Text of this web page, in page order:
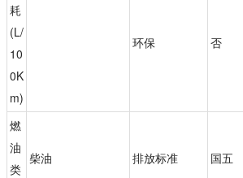
耗
(L/
10
0K
m)
环保 否
燃
油
类
柴油 排放标准 国五